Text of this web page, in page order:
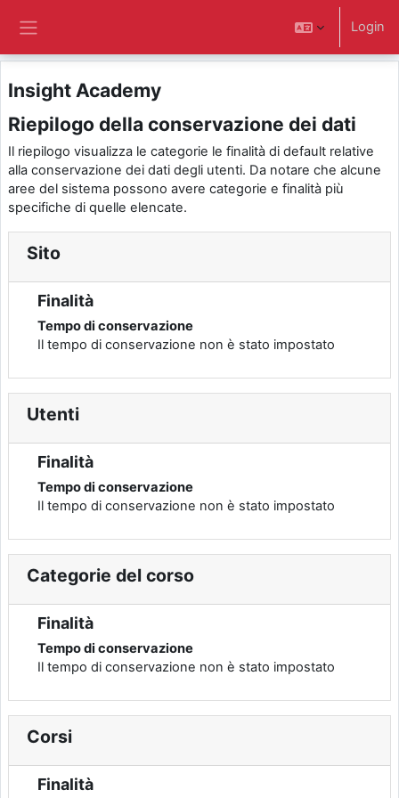
Login
Insight Academy
Riepilogo della conservazione dei dati
Il riepilogo visualizza le categorie le finalità di default relative
alla conservazione dei dati degli utenti. Da notare che alcune
aree del sistema possono avere categorie e finalità più
specifiche di quelle elencate.
Sito
Finalità
Tempo di conservazione
Il tempo di conservazione non è stato impostato
Utenti
Finalità
Tempo di conservazione
Il tempo di conservazione non è stato impostato
Categorie del corso
Finalità
Tempo di conservazione
Il tempo di conservazione non è stato impostato
Corsi
Finalità